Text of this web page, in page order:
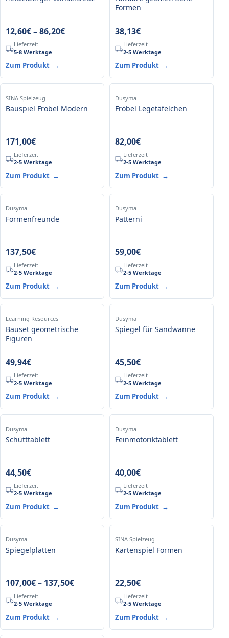
12,60€–86,20€
Lieferzeit
5-8 Werktage
Zum Produkt →
Formen
38,13€
Lieferzeit
2-5 Werktage
Zum Produkt →
SINA Spielzeug
Bauspiel Fröbel Modern
171,00€
Lieferzeit
2-5 Werktage
Zum Produkt →
Dusyma
Fröbel Legetäfelchen
82,00€
Lieferzeit
2-5 Werktage
Zum Produkt →
Dusyma
Formenfreunde
137,50€
Lieferzeit
2-5 Werktage
Zum Produkt →
Dusyma
Patterni
59,00€
Lieferzeit
2-5 Werktage
Zum Produkt →
Learning Resources
Bauset geometrische
Figuren
49,94€
Lieferzeit
2-5 Werktage
Zum Produkt →
Dusyma
Spiegel für Sandwanne
45,50€
Lieferzeit
2-5 Werktage
Zum Produkt →
Dusyma
Schütttablett
44,50€
Lieferzeit
2-5 Werktage
Zum Produkt →
Dusyma
Feinmotoriktablett
40,00€
Lieferzeit
2-5 Werktage
Zum Produkt →
Dusyma
Spiegelplatten
107,00€– 137,50€
Lieferzeit
2-5 Werktage
Zum Produkt →
SINA Spielzeug
Kartenspiel Formen
22,50€
Lieferzeit
2-5 Werktage
Zum Produkt →